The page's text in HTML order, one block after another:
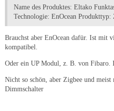
Name des Produktes: Eltako
Technologie: EnOcean Produkttyp:
Brauchst aber EnOcean dafür. Ist mit
kompatibel.
Oder ein UP Modul, z. B. von Fibaro.
Nicht so schön, aber Zigbee und
Dimmschalter